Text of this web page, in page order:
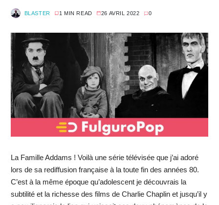
BLASTER 1 MIN READ 26 AVRIL 2022 0
La Famille Addams ! Voilà une série télévisée que j’ai adoré
lors de sa rediffusion française à la toute fin des années 80.
C’est à la même époque qu’adolescent je découvrais la
subtilité et la richesse des films de Charlie Chaplin et jusqu’il y